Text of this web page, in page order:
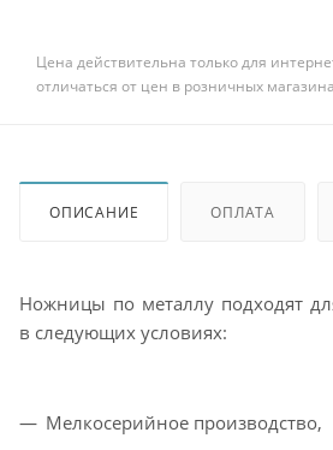
Цена действительна только для
отличаться от цен в розничных
ОПИСАНИЕ ОПЛАТА
Ножницы по металлу подходят
в следующих условиях:
Мелкосерийное производство,